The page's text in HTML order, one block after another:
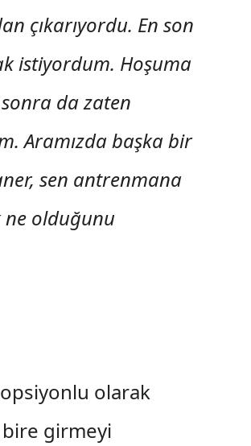
çıkarıyordu. En son
istiyordum. Hoşuma
da zaten
Aramızda başka bir
sen antrenmana
ne olduğunu
olarak
bire girmeyi